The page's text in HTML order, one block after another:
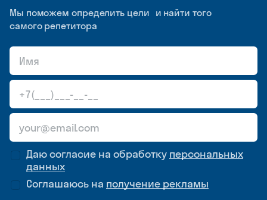
Мы поможем определить цели и найти того
самого репетитора
Даю согласие на обработку персональных
данных
Соглашаюсь на получение рекламы